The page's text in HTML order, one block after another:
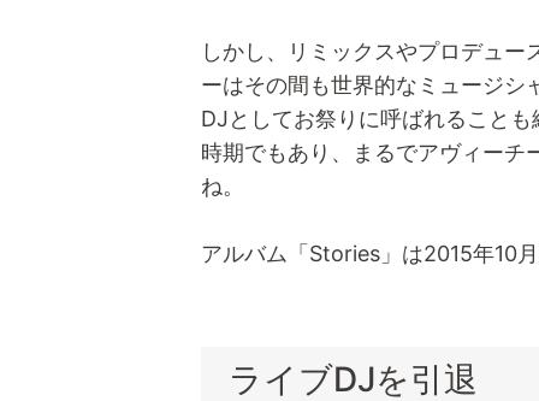
しかし、リミックスやプロデュ
ーはその間も世界的なミュージシ
DJとしてお祭りに呼ばれること
時期でもあり、まるでアヴィーチ
ね。
アルバム「Stories」は2015年10
ライブDJを引退